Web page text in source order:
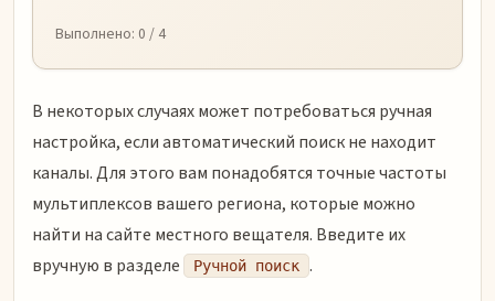
Выполнено: 0 / 4
В некоторых случаях может потребоваться ручная
настройка, если автоматический поиск не находит
каналы. Для этого вам понадобятся точные частоты
мультиплексов вашего региона, которые можно
найти на сайте местного вещателя. Введите их
вручную в разделе
Ручной поиск .